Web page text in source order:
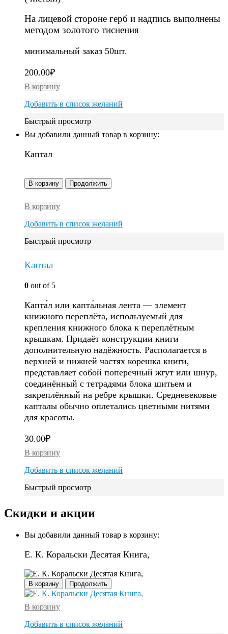
На лицевой стороне герб и надпись выполнены
методом золотого тиснения
минимальный заказ 50шт.
200.00₽
В корзину
Добавить в список желаний
Быстрый просмотр
Вы добавили данный товар в корзину:
Каптал
В корзину Продолжить
В корзину
Добавить в список желаний
Быстрый просмотр
Каптал
0 out of 5
Капта́л или капта́льная лента — элемент
книжного переплёта, используемый для
крепления книжного блока к переплётным
крышкам. Придаёт конструкции книги
дополнительную надёжность. Располагается в
верхней и нижней частях корешка книги,
представляет собой поперечный жгут или шнур,
соединённый с тетрадями блока шитьем и
закреплённый на ребре крышки. Средневековые
капталы обычно оплетались цветными нитями
для красоты.
30.00₽
В корзину
Добавить в список желаний
Быстрый просмотр
Скидки и акции
Вы добавили данный товар в корзину:
Е. К. Коральски Десятая Книга,
В корзину Продолжить
В корзину
Добавить в список желаний